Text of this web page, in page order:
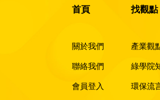
首頁
關於我們
聯絡我們
會員登入
找觀點
產業觀
綠學院
環保流